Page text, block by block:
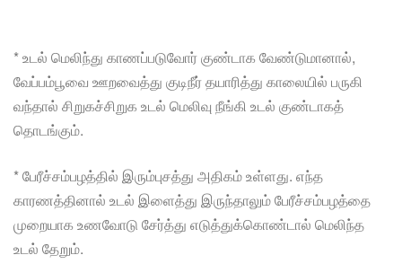
* உடல் மெலிந்து காணப்படுவோர் குண்டாக வேண்டுமானால்,
வேப்பம்பூவை ஊறவைத்து குடிநீர் தயாரித்து காலையில் பருகி
வந்தால் சிறுகச்சிறுக உடல் மெலிவு நீங்கி உடல் குண்டாகத்
தொடங்கும்.
* பேரீச்சம்பழத்தில் இரும்புசத்து அதிகம் உள்ளது. எந்த
காரணத்தினால் உடல் இளைத்து இருந்தாலும் பேரீச்சம்பழத்தை
முறையாக உணவோடு சேர்த்து எடுத்துக்கொண்டால் மெலிந்த
உடல் தேறும்.